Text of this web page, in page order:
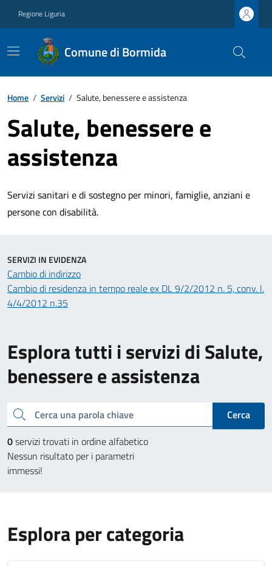
Regione Liguria
Comune di Bormida
Home / Servizi / Salute, benessere e assistenza
Salute, benessere e
assistenza
Servizi sanitari e di sostegno per minori, famiglie, anziani e
persone con disabilità.
Esplora tutti i servizi di Salute,
benessere e assistenza
Cerca una parola chiave
Cerca
0servizi trovati in ordine alfabetico
Nessun risultato per i parametri
immessi!
SERVIZI IN EVIDENZA
Cambio di indirizzo
Cambio di residenza in tempo reale ex DL 9/2/2012 n. 5, conv. l.
4/4/2012 n.35
Esplora per categoria